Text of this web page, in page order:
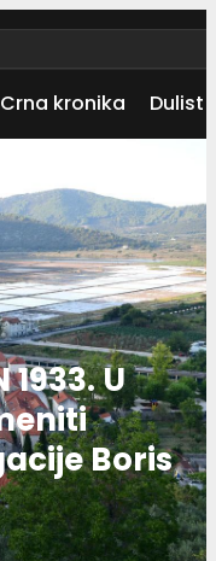
Crna kronika Dulist
1933. U
Boris